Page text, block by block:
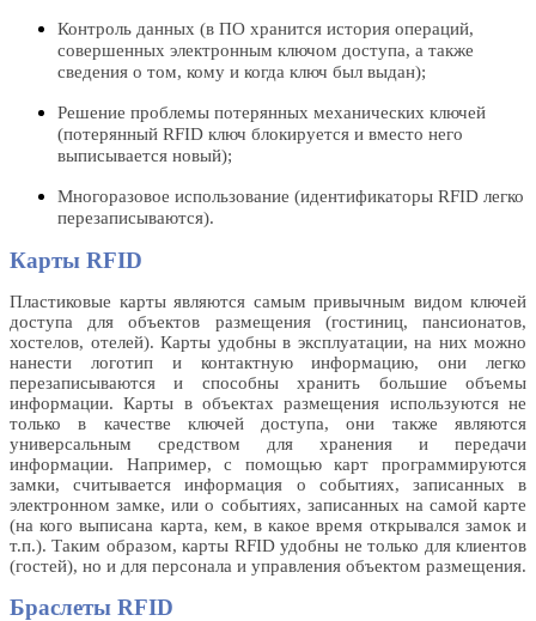
Контроль данных (в ПО хранится история операций,
совершенных электронным ключом доступа, а также
сведения о том, кому и когда ключ был выдан);
Решение проблемы потерянных механических ключей
(потерянный RFID ключ блокируется и вместо него
выписывается новый);
Многоразовое использование (идентификаторы RFID легко
перезаписываются).
Карты RFID
Пластиковые карты являются самым привычным видом ключей
доступа для объектов размещения (гостиниц, пансионатов,
хостелов, отелей). Карты удобны в эксплуатации, на них можно
нанести логотип и контактную информацию, они легко
перезаписываются и способны хранить большие объемы
информации. Карты в объектах размещения используются не
только в качестве ключей доступа, они также являются
универсальным средством для хранения и передачи
информации. Например, с помощью карт программируются
замки, считывается информация о событиях, записанных в
электронном замке, или о событиях, записанных на самой карте
(на кого выписана карта, кем, в какое время открывался замок и
т.п.). Таким образом, карты RFID удобны не только для клиентов
(гостей), но и для персонала и управления объектом размещения.
Браслеты RFID